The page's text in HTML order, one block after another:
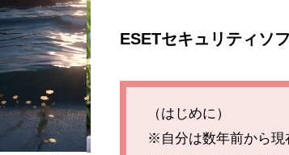
ESETセキュリティソ
（はじめに）
※自分は数年前から現